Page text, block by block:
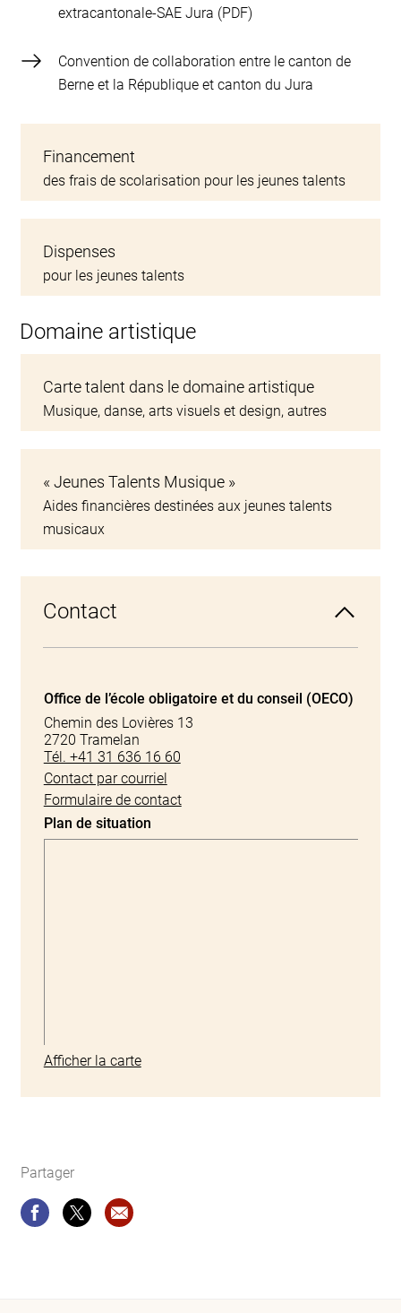
extracantonale-SAE Jura
Convention de collaboration entre le canton de
Berne et la République et canton du Jura
Financement
des frais de scolarisation pour les jeunes talents
Dispenses
pour les jeunes talents
Domaine artistique
Carte talent dans le domaine artistique
Musique, danse, arts visuels et design, autres
« Jeunes Talents Musique »
Aides financières destinées aux jeunes talents
musicaux
Contact
Office de l’école obligatoire et du conseil (OECO)
Chemin des Lovières 13
2720 Tramelan
Tél. +41 31 636 16 60
Contact par courriel
Formulaire de contact
Plan de situation
Afficher la carte
Partager
PartagerPartagerRecommandation site web: